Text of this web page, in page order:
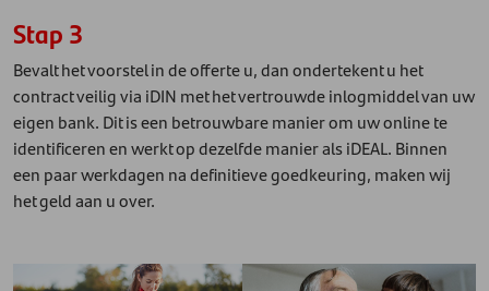
Stap 3
Bevalt het voorstel in de offerte u, dan ondertekent u het
contract veilig via iDIN met het vertrouwde inlogmiddel van uw
eigen bank. Dit is een betrouwbare manier om uw online te
identificeren en werkt op dezelfde manier als iDEAL. Binnen
een paar werkdagen na definitieve goedkeuring, maken wij
het geld aan u over.